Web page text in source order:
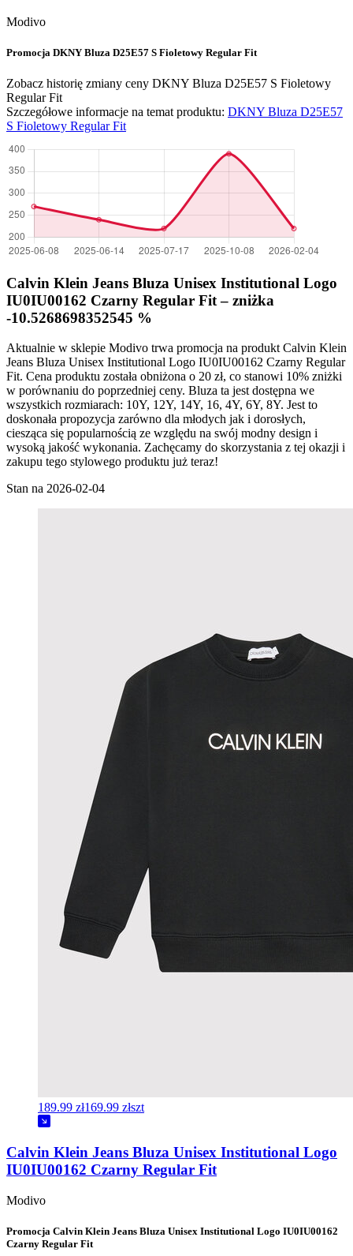
Modivo
Promocja DKNY Bluza D25E57 S Fioletowy Regular Fit
Zobacz historię zmiany ceny DKNY Bluza D25E57 S Fioletowy
Regular Fit
Szczegółowe informacje na temat produktu: DKNY Bluza D25E57
S Fioletowy Regular Fit
Calvin Klein Jeans Bluza Unisex Institutional Logo
IU0IU00162 Czarny Regular Fit – zniżka
-10.5268698352545 %
Aktualnie w sklepie Modivo trwa promocja na produkt Calvin Klein
Jeans Bluza Unisex Institutional Logo IU0IU00162 Czarny Regular
Fit. Cena produktu została obniżona o 20 zł, co stanowi 10% zniżki
w porównaniu do poprzedniej ceny. Bluza ta jest dostępna we
wszystkich rozmiarach: 10Y, 12Y, 14Y, 16, 4Y, 6Y, 8Y. Jest to
doskonała propozycja zarówno dla młodych jak i dorosłych,
ciesząca się popularnością ze względu na swój modny design i
wysoką jakość wykonania. Zachęcamy do skorzystania z tej okazji i
zakupu tego stylowego produktu już teraz!
Stan na 2026-02-04
189.99 zł169.99 złszt
Calvin Klein Jeans Bluza Unisex Institutional Logo
IU0IU00162 Czarny Regular Fit
Modivo
Promocja Calvin Klein Jeans Bluza Unisex Institutional Logo IU0IU00162
Czarny Regular Fit